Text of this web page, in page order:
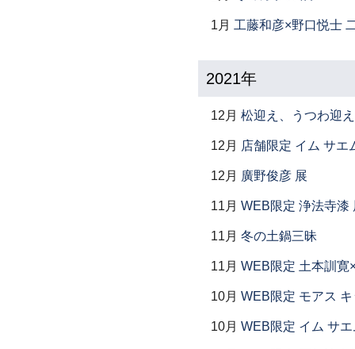
1月 工藤和彦×野口悦士
2021年
12月 松迎え、うつわ迎
12月 店舗限定 イム サ
12月 廣野俊彦 展
11月 WEB限定 浄法寺漆
11月 冬の土鍋三昧
11月 WEB限定 土本訓寛
10月 WEB限定 モアス
10月 WEB限定 イム サ